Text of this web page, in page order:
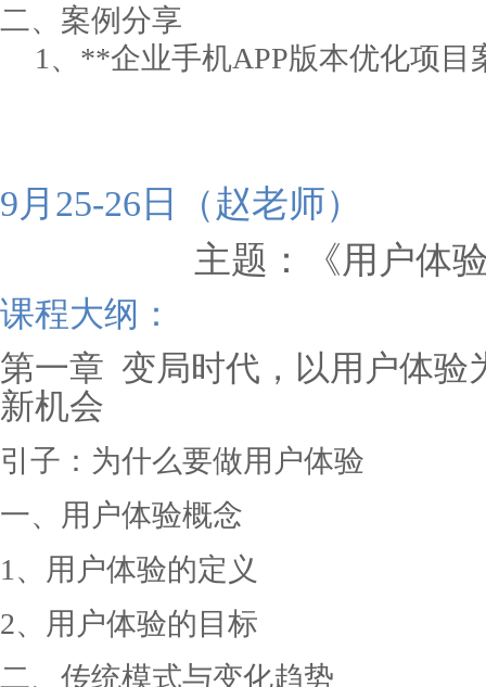
二、案例分享
1、**企业手机APP版本优化项目
9月25-26日（赵老师）
主题：《用户体
课程大纲：
第一章 变局时代，以用户体验
新机会
引子：为什么要做用户体验
一、用户体验概念
1、用户体验的定义
2、用户体验的目标
二、传统模式与变化趋势